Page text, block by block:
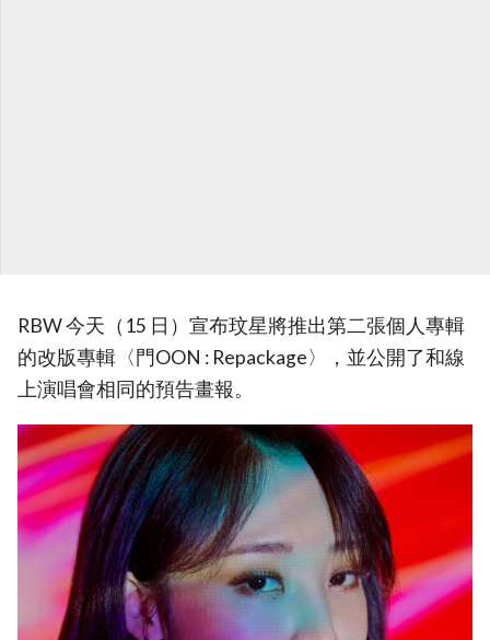
RBW 今天（15 日）宣布玟星將推出第二張個人專輯
的改版專輯〈門OON : Repackage〉，並公開了和線
上演唱會相同的預告畫報。